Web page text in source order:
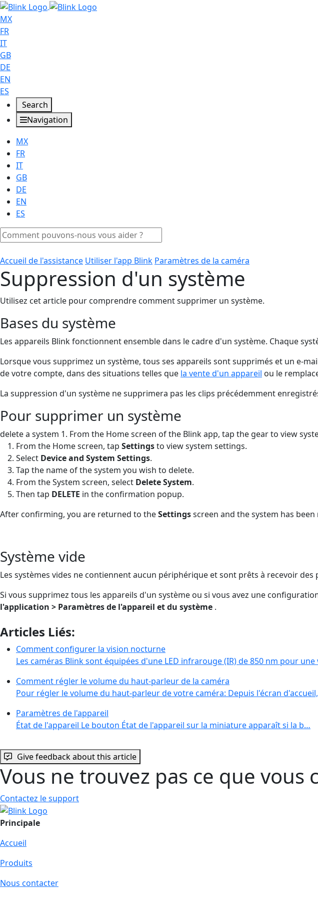
MX
FR
IT
GB
DE
EN
ES
Search
Navigation
MX
FR
IT
GB
DE
EN
ES
Accueil de l'assistance Utiliser l'app Blink Paramètres de la caméra
Suppression d'un système
Utilisez cet article pour comprendre comment supprimer un système.
Bases du système
Les appareils Blink fonctionnent ensemble dans le cadre d'un système. Chaque
Lorsque vous supprimez un système, tous ses appareils sont supprimés et un e-
de votre compte, dans des situations telles que la vente d'un appareil ou le
La suppression d'un système ne supprimera pas les clips précédemment
Pour supprimer un système
delete a system 1. From the Home screen of the Blink app, tap the gear to view
From the Home screen, tap Settingsto view system settings.
Select Device and System Settings.
Tap the name of the system you wish to delete.
From the System screen, select Delete System.
Then tap DELETE in the confirmation popup.
After confirming, you are returned to theSettingsscreen and the system has been
Système vide
Les systèmes vides ne contiennent aucun périphérique et sont prêts à recevoir
Si vous supprimez tous les appareils d'un système ou si vous avez une
l'application > Paramètres de l'appareil et du système .
Articles Liés:
Comment configurer la vision nocturne
Les caméras Blink sont équipées d'une LED infrarouge (IR) de 850 nm pour
Comment régler le volume du haut-parleur de la caméra
Pour régler le volume du haut-parleur de votre caméra: Depuis l'écran
Paramètres de l'appareil
État de l'appareil Le bouton État de l'appareil sur la miniature apparaît si la b…
Give feedback about this article
Vous ne trouvez pas ce que vous
Contactez le support
Principale
Accueil
Produits
Nous contacter